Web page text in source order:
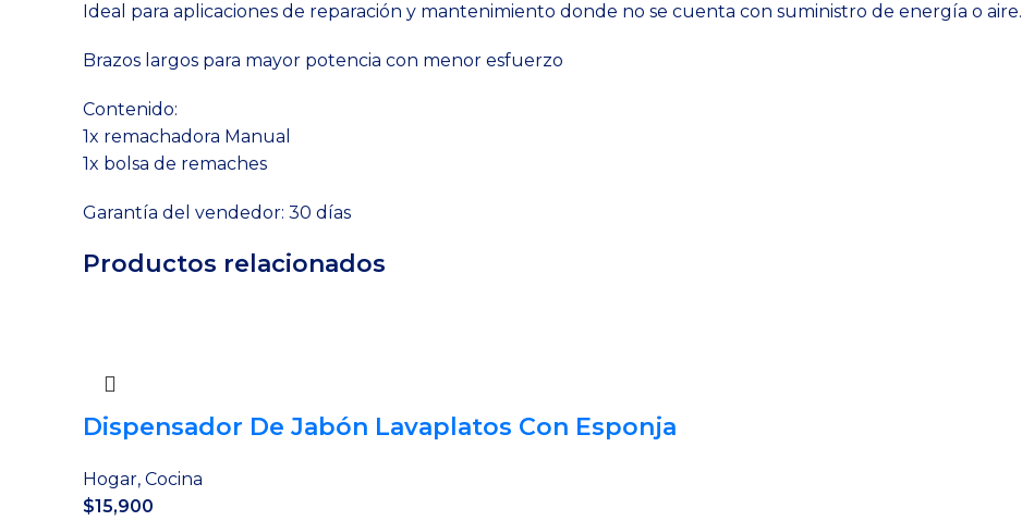
Ideal para aplicaciones de reparación y mantenimiento donde no se cuenta con suministro de energía o aire.
Brazos largos para mayor potencia con menor esfuerzo
Contenido:
1x remachadora Manual
1x bolsa de remaches
Garantía del vendedor: 30 días
Productos relacionados
Dispensador De Jabón Lavaplatos Con Esponja
Hogar, Cocina
$15,900